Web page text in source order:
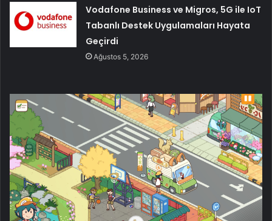
Vodafone Business ve Migros, 5G ile IoT
Tabanlı Destek Uygulamaları Hayata
Geçirdi
Ağustos 5, 2026